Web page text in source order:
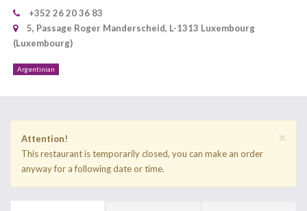
+352 26 20 36 83
5, Passage Roger Manderscheid, L-1313 Luxembourg
(Luxembourg)
Argentinian
×
Attention!
This restaurant is temporarily closed, you can make an order
anyway for a following date or time.